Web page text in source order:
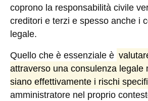
coprono la responsabilità civile
creditori e terzi e spesso anche i
legale.
Quello che è essenziale è
attraverso una consulenza legale
siano effettivamente i rischi
amministratore nel proprio